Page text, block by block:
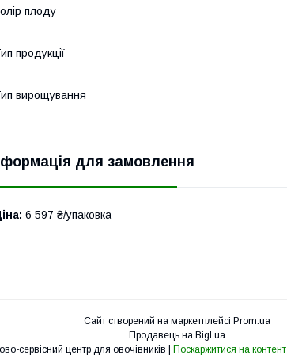
плоду
продукції
вирощування
для замовлення
6 597 ₴/упаковка
Сайт створений на маркетплейсі Prom.ua
Продавець на Bigl.ua
Агровіта Торгово-сервісний центр для овочівників | Поскаржитися на контент